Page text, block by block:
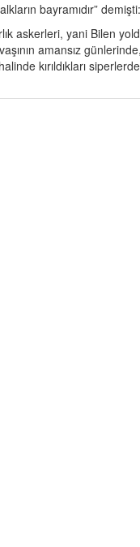
bayramıdır”
askerleri, yani Bilen
amansız
kırıldıkları